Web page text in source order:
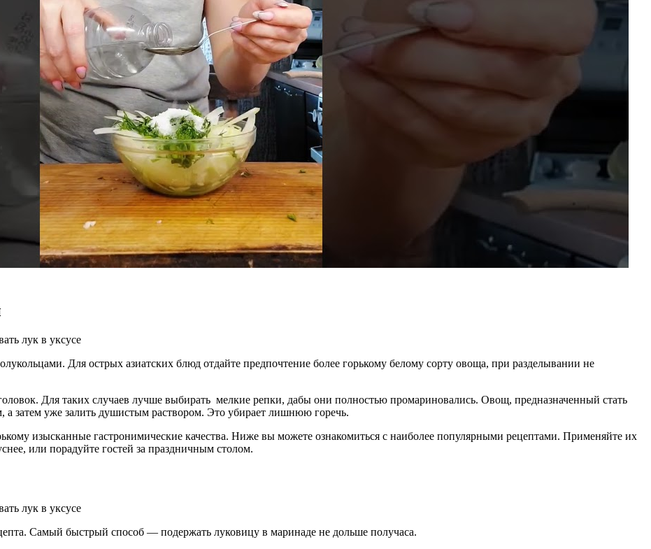
Для острых азиатских блюд отдайте предпочтение более горькому белому сорту овоща, при разделывании не
Для таких случаев лучше выбирать мелкие репки, дабы они полностью промариновались. Овощ, предназначенный стать
а затем уже залить душистым раствором. Это убирает лишнюю горечь.
изысканные гастронимические качества. Ниже вы можете ознакомиться с наиболее популярными рецептами. Применяйте их
или порадуйте гостей за праздничным столом.
Самый быстрый способ — подержать луковицу в маринаде не дольше получаса.